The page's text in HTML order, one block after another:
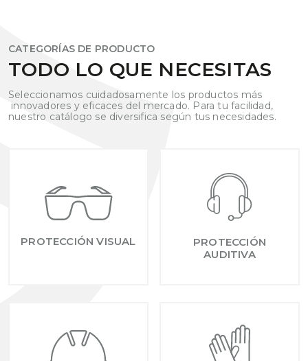
CATEGORÍAS DE PRODUCTO
TODO LO QUE NECESITAS
Seleccionamos cuidadosamente los productos más
innovadores y eficaces del mercado. Para tu facilidad,
nuestro catálogo se diversifica según tus necesidades.
PROTECCIÓN VISUAL
PROTECCIÓN
AUDITIVA